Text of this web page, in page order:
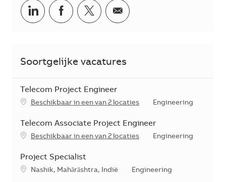
Delen via LinkedIn
Delen via Facebook
Delen via twitter
Delen via e-mail
Soortgelijke vacatures
Telecom Project Engineer
Beschikbaar in een van 2 locaties Categorie
Engineering
Telecom Associate Project Engineer
Beschikbaar in een van 2 locaties Categorie
Engineering
Project Specialist
*Je kunt je voorkeurslocatie(s) selecteren tijdens de
Nashik, Mahārāshtra, Indië Categorie
Engineering